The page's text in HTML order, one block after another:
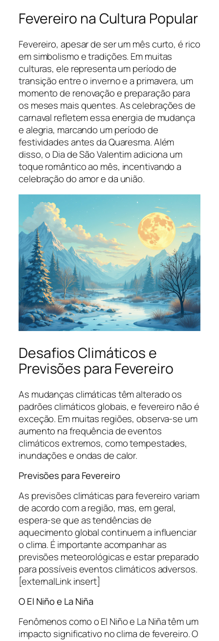
Fevereiro na Cultura Popular
Fevereiro, apesar de ser um mês curto, é rico
em simbolismo e tradições. Em muitas
culturas, ele representa um período de
transição entre o inverno e a primavera, um
momento de renovação e preparação para
os meses mais quentes. As celebrações de
carnaval refletem essa energia de mudança
e alegria, marcando um período de
festividades antes da Quaresma. Além
disso, o Dia de São Valentim adiciona um
toque romântico ao mês, incentivando a
celebração do amor e da união.
Desafios Climáticos e
Previsões para Fevereiro
As mudanças climáticas têm alterado os
padrões climáticos globais, e fevereiro não é
exceção. Em muitas regiões, observa-se um
aumento na frequência de eventos
climáticos extremos, como tempestades,
inundações e ondas de calor.
Previsões para Fevereiro
As previsões climáticas para fevereiro variam
de acordo com a região, mas, em geral,
espera-se que as tendências de
aquecimento global continuem a influenciar
o clima. É importante acompanhar as
previsões meteorológicas e estar preparado
para possíveis eventos climáticos adversos.
[externalLink insert]
O El Niño e La Niña
Fenômenos como o El Niño e La Niña têm um
impacto significativo no clima de fevereiro. O